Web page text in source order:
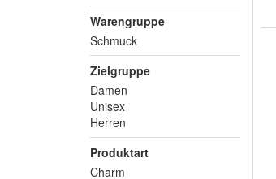
Warengruppe
Schmuck
Zielgruppe
Damen
Unisex
Herren
Produktart
Charm